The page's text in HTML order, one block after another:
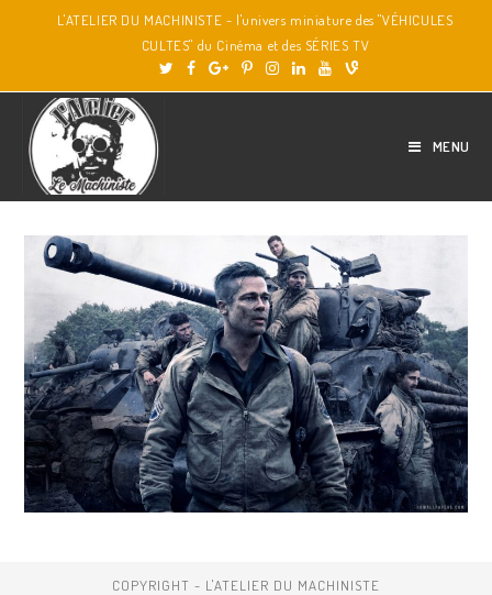
L'ATELIER DU MACHINISTE - l'univers miniature des "VÉHICULES
CULTES" du Cinéma et des SÉRIES TV
MENU
COPYRIGHT - L'ATELIER DU MACHINISTE